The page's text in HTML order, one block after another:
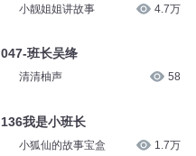
小靓姐姐讲故事 4.7万
047-班长吴绛
清清柚声 58
136我是小班长
小狐仙的故事宝盒 1.7万